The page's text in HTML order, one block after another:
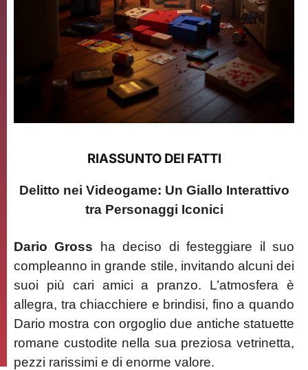
RIASSUNTO DEI FATTI
Delitto nei Videogame: Un Giallo Interattivo
tra Personaggi Iconici
Dario Gross ha deciso di festeggiare il suo
compleanno in grande stile, invitando alcuni dei
suoi più cari amici a pranzo. L’atmosfera è
allegra, tra chiacchiere e brindisi, fino a quando
Dario mostra con orgoglio due antiche statuette
romane custodite nella sua preziosa vetrinetta,
pezzi rarissimi e di enorme valore.